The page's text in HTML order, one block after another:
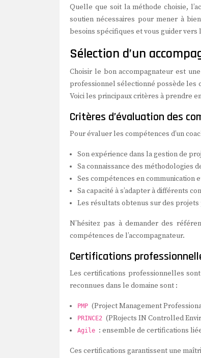
Quelle que soit la méthode choisie,
soutien nécessaires pour mener à
besoins spécifiques et vous guider vers
Sélection d’un
Choisir le bon accompagnateur est
professionnel sélectionné possède les
Voici les principaux critères à prendre
Critères d’évaluation des
Pour évaluer les compétences d’un
Son expérience dans la gestion de
Sa connaissance des méthodologies
Ses compétences en communication
Sa capacité à s’adapter à différents
Les résultats obtenus sur des
N’hésitez pas à demander des
compétences de l’accompagnateur.
Certifications
Les certifications professionnelles
reconnues dans le domaine sont :
PMP (Project Management
PRINCE2 (PRojects IN Controlled
Agile : ensemble de certifications
Ces certifications garantissent une